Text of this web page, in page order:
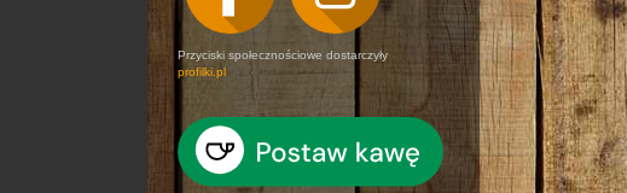
Przyciski społecznościowe dostarczyły
profilki.pl